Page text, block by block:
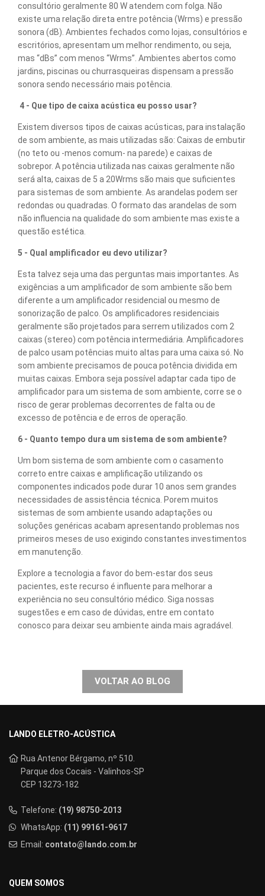
consultório geralmente 80 W atendem com folga. Não
existe uma relação direta entre potência (Wrms) e pressão
sonora (dB). Ambientes fechados como lojas, consultórios e
escritórios, apresentam um melhor rendimento, ou seja,
mas “dBs” com menos “Wrms”. Ambientes abertos como
jardins, piscinas ou churrasqueiras dispensam a pressão
sonora sendo necessário mais potência.
4 - Que tipo de caixa acústica eu posso usar?
Existem diversos tipos de caixas acústicas, para instalação
de som ambiente, as mais utilizadas são: Caixas de embutir
(no teto ou -menos comum- na parede) e caixas de
sobrepor. A potência utilizada nas caixas geralmente não
será alta, caixas de 5 a 20Wrms são mais que suficientes
para sistemas de som ambiente. As arandelas podem ser
redondas ou quadradas. O formato das arandelas de som
não influencia na qualidade do som ambiente mas existe a
questão estética.
5 - Qual amplificador eu devo utilizar?
Esta talvez seja uma das perguntas mais importantes. As
exigências a um amplificador de som ambiente são bem
diferente a um amplificador residencial ou mesmo de
sonorização de palco. Os amplificadores residenciais
geralmente são projetados para serrem utilizados com 2
caixas (stereo) com potência intermediária. Amplificadores
de palco usam potências muito altas para uma caixa só. No
som ambiente precisamos de pouca potência dividida em
muitas caixas. Embora seja possível adaptar cada tipo de
amplificador para um sistema de som ambiente, corre se o
risco de gerar problemas decorrentes de falta ou de
excesso de potência e de erros de operação.
6 - Quanto tempo dura um sistema de som ambiente?
Um bom sistema de som ambiente com o casamento
correto entre caixas e amplificação utilizando os
componentes indicados pode durar 10 anos sem grandes
necessidades de assistência técnica. Porem muitos
sistemas de som ambiente usando adaptações ou
soluções genéricas acabam apresentando problemas nos
primeiros meses de uso exigindo constantes investimentos
em manutenção.
Explore a tecnologia a favor do bem-estar dos seus
pacientes, este recurso é influente para melhorar a
experiência no seu consultório médico. Siga nossas
sugestões e em caso de dúvidas, entre em contato
conosco para deixar seu ambiente ainda mais agradável.
VOLTAR AO BLOG
LANDO ELETRO-ACÚSTICA
Rua Antenor Bérgamo, nº 510.
Parque dos Cocais - Valinhos-SP
CEP 13273-182
Telefone: (19) 98750-2013
WhatsApp: (11) 99161-9617
Email: contato@lando.com.br
QUEM SOMOS